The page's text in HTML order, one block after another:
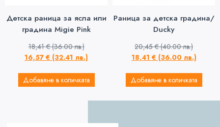
Детска раница за ясла или
градина Migie Pink
18,41€ (36.00 лв.)
16,57 € (32.41 лв.)
Добавяне в количката
Раница за детска градина/
Ducky
20,45€ (40.00 лв.)
18,41 € (36.00 лв.)
Добавяне в количката